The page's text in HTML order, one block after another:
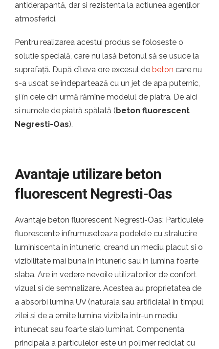
antiderapantă, dar si rezistenta la actiunea agenților
atmosferici.
Pentru realizarea acestui produs se foloseste o
solutie specială, care nu lasă betonul să se usuce la
suprafață. După cîteva ore excesul de beton care nu
s-a uscat se îndepartează cu un jet de apa puternic,
și în cele din urmă rămîne modelul de piatra. De aici
si numele de piatră spălată (beton fluorescent
Negresti-Oas).
Avantaje utilizare beton
fluorescent Negresti-Oas
Avantaje beton fluorescent Negresti-Oas: Particulele
fluorescente infrumuseteaza podelele cu stralucire
luminiscenta in intuneric, creand un mediu placut si o
vizibilitate mai buna in intuneric sau in lumina foarte
slaba. Are in vedere nevoile utilizatorilor de confort
vizual si de semnalizare. Acestea au proprietatea de
a absorbi lumina UV (naturala sau artificiala) in timpul
zilei si de a emite lumina vizibila intr-un mediu
intunecat sau foarte slab luminat. Componenta
principala a particulelor este un polimer reciclat cu